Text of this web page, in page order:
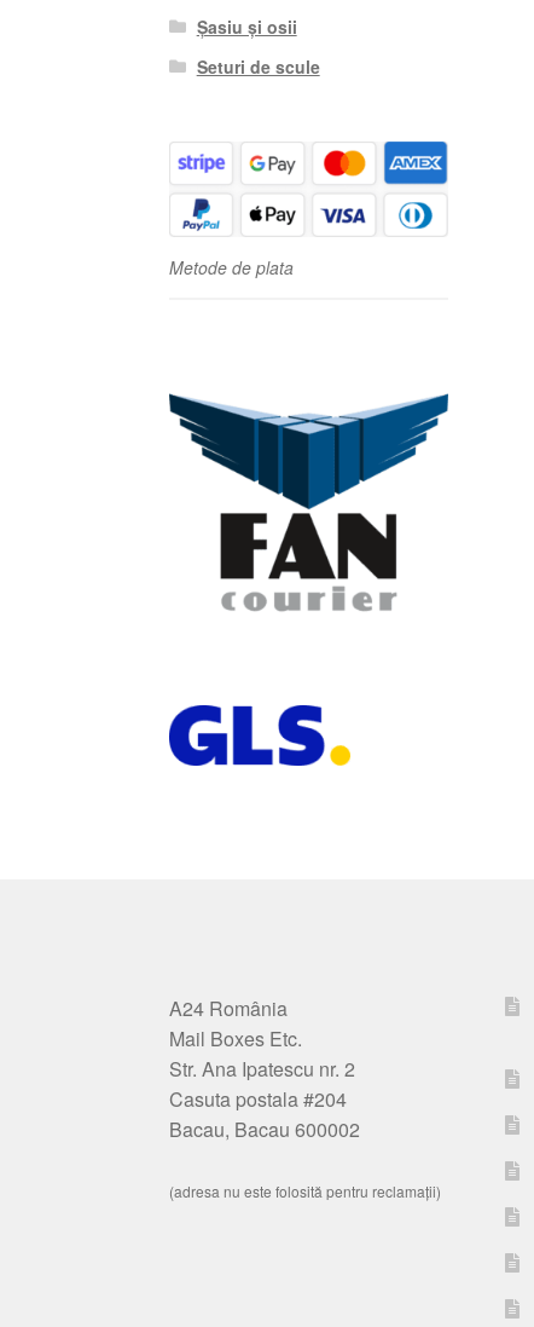
Șasiu și osii
Seturi de scule
Metode de plata
A24 România
Mail Boxes Etc.
Str. Ana Ipatescu nr. 2
Casuta postala #204
Bacau, Bacau 600002
(adresa nu este folosită pentru reclamații)